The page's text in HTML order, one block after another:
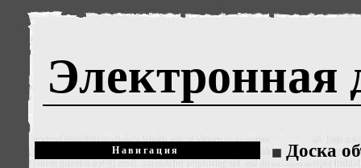
Электронная
Навигация Доска